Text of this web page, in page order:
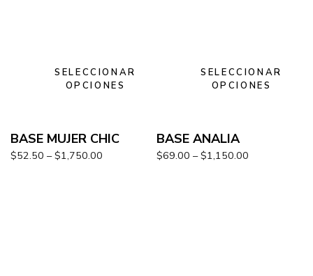
SELECCIONAR
OPCIONES
BASE MUJER CHIC
$52.50 – $1,750.00
SELECCIONAR
OPCIONES
BASE ANALIA
$69.00 – $1,150.00